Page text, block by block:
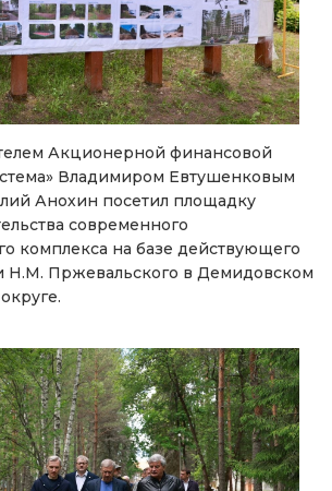
Акционерной финансовой
Владимиром Евтушенковым
Анохин посетил площадку
современного
комплекса на базе действующего
Н.М. Пржевальского в Демидовском